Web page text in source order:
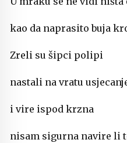
kao da naprasito buja
Zreli su šipci polipi
nastali na vratu
i vire ispod krzna
nisam sigurna navire li